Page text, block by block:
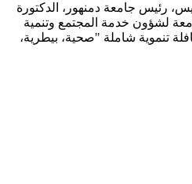
رئيس جامعة دمنهور، الدكتورة
لشؤون خدمة المجتمع وتنمية
تنموية شاملة "صحية، بيطرية،